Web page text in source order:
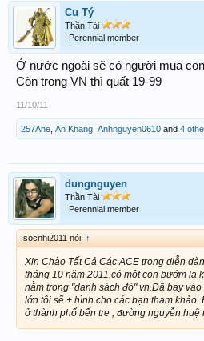
Cu Tý
Thần Tài
Perennial member
Ở nước ngoài sẽ có người mua
Còn trong VN thì quất 19-99
11/10/11
257Ane An Khang Anhnguyen0610 and 4
dungnguyen
Thần Tài
Perennial member
socnhi2011 nói: ↑
Xin Chào Tất Cả Các ACE trong diễn
tháng 10 năm 2011,có một con bướm lạ
nằm trong "danh sách đỏ" vn.Đã bay
lớn tôi sẽ + hình cho các bạn tham khảo.
ở thành phố bến tre , đường nguyễn huệ